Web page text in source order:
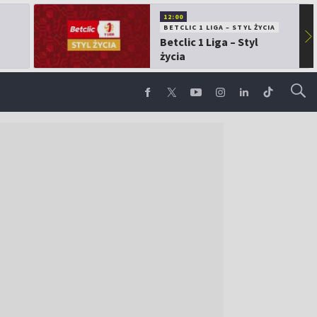
12:00
BETCLIC 1 LIGA – STYL ŻYCIA
Betclic 1 Liga – Styl
życia
▶